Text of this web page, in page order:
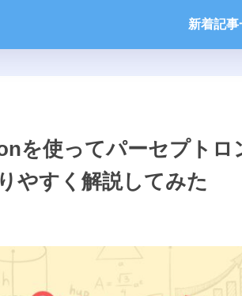
新着記事
を使ってパーセプトロ
やすく解説してみた